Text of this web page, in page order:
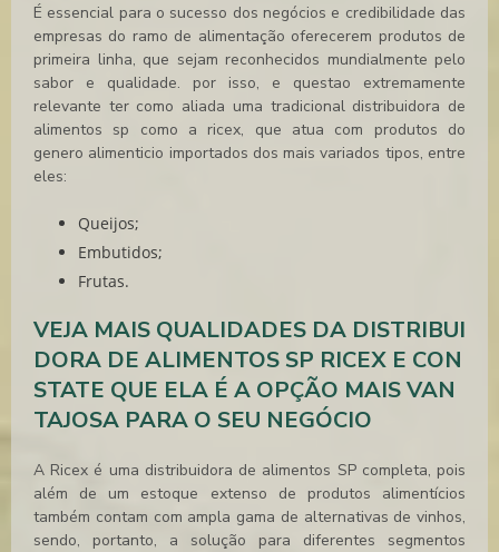
É essencial para o sucesso dos negócios e credibilidade das
empresas do ramo de alimentação oferecerem produtos de
primeira linha, que sejam reconhecidos mundialmente pelo
sabor e qualidade. por isso, e questao extremamente
relevante ter como aliada uma tradicional distribuidora de
alimentos sp como a ricex, que atua com produtos do
genero alimenticio importados dos mais variados tipos, entre
eles:
Queijos;
Embutidos;
Frutas.
VEJA MAIS QUALIDADES DA DISTRIBUI
DORA DE ALIMENTOS SP RICEX E CON
STATE QUE ELA É A OPÇÃO MAIS VAN
TAJOSA PARA O SEU NEGÓCIO
A Ricex é uma distribuidora de alimentos SP completa, pois
além de um estoque extenso de produtos alimentícios
também contam com ampla gama de alternativas de vinhos,
sendo, portanto, a solução para diferentes segmentos